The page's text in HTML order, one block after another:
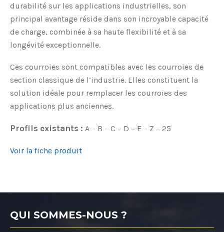
durabilité sur les applications industrielles, son
principal avantage réside dans son incroyable capacité
de charge, combinée à sa haute flexibilité et à sa
longévité exceptionnelle.
Ces courroies sont compatibles avec les courroies de
section classique de l’industrie. Elles constituent la
solution idéale pour remplacer les courroies des
applications plus anciennes.
Profils existants : A – B – C – D – E – Z – 25
Voir la fiche produit
QUI SOMMES-NOUS ?